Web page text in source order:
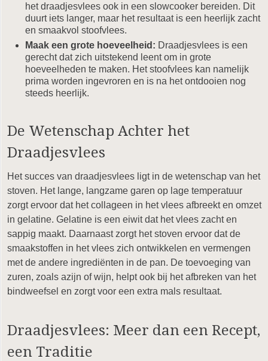
het draadjesvlees ook in een slowcooker bereiden. Dit
duurt iets langer, maar het resultaat is een heerlijk zacht
en smaakvol stoofvlees.
Maak een grote hoeveelheid: Draadjesvlees is een
gerecht dat zich uitstekend leent om in grote
hoeveelheden te maken. Het stoofvlees kan namelijk
prima worden ingevroren en is na het ontdooien nog
steeds heerlijk.
De Wetenschap Achter het
Draadjesvlees
Het succes van draadjesvlees ligt in de wetenschap van het
stoven. Het lange, langzame garen op lage temperatuur
zorgt ervoor dat het collageen in het vlees afbreekt en omzet
in gelatine. Gelatine is een eiwit dat het vlees zacht en
sappig maakt. Daarnaast zorgt het stoven ervoor dat de
smaakstoffen in het vlees zich ontwikkelen en vermengen
met de andere ingrediënten in de pan. De toevoeging van
zuren, zoals azijn of wijn, helpt ook bij het afbreken van het
bindweefsel en zorgt voor een extra mals resultaat.
Draadjesvlees: Meer dan een Recept,
een Traditie